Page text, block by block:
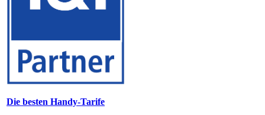
Die besten Handy-Tarife